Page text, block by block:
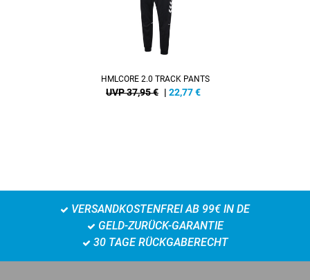
HMLCORE 2.0 TRACK PANTS
UVP 37,95 € | 22,77€
VERSANDKOSTENFREI AB 99€ IN DE
GELD-ZURÜCK-GARANTIE
30 TAGE RÜCKGABERECHT